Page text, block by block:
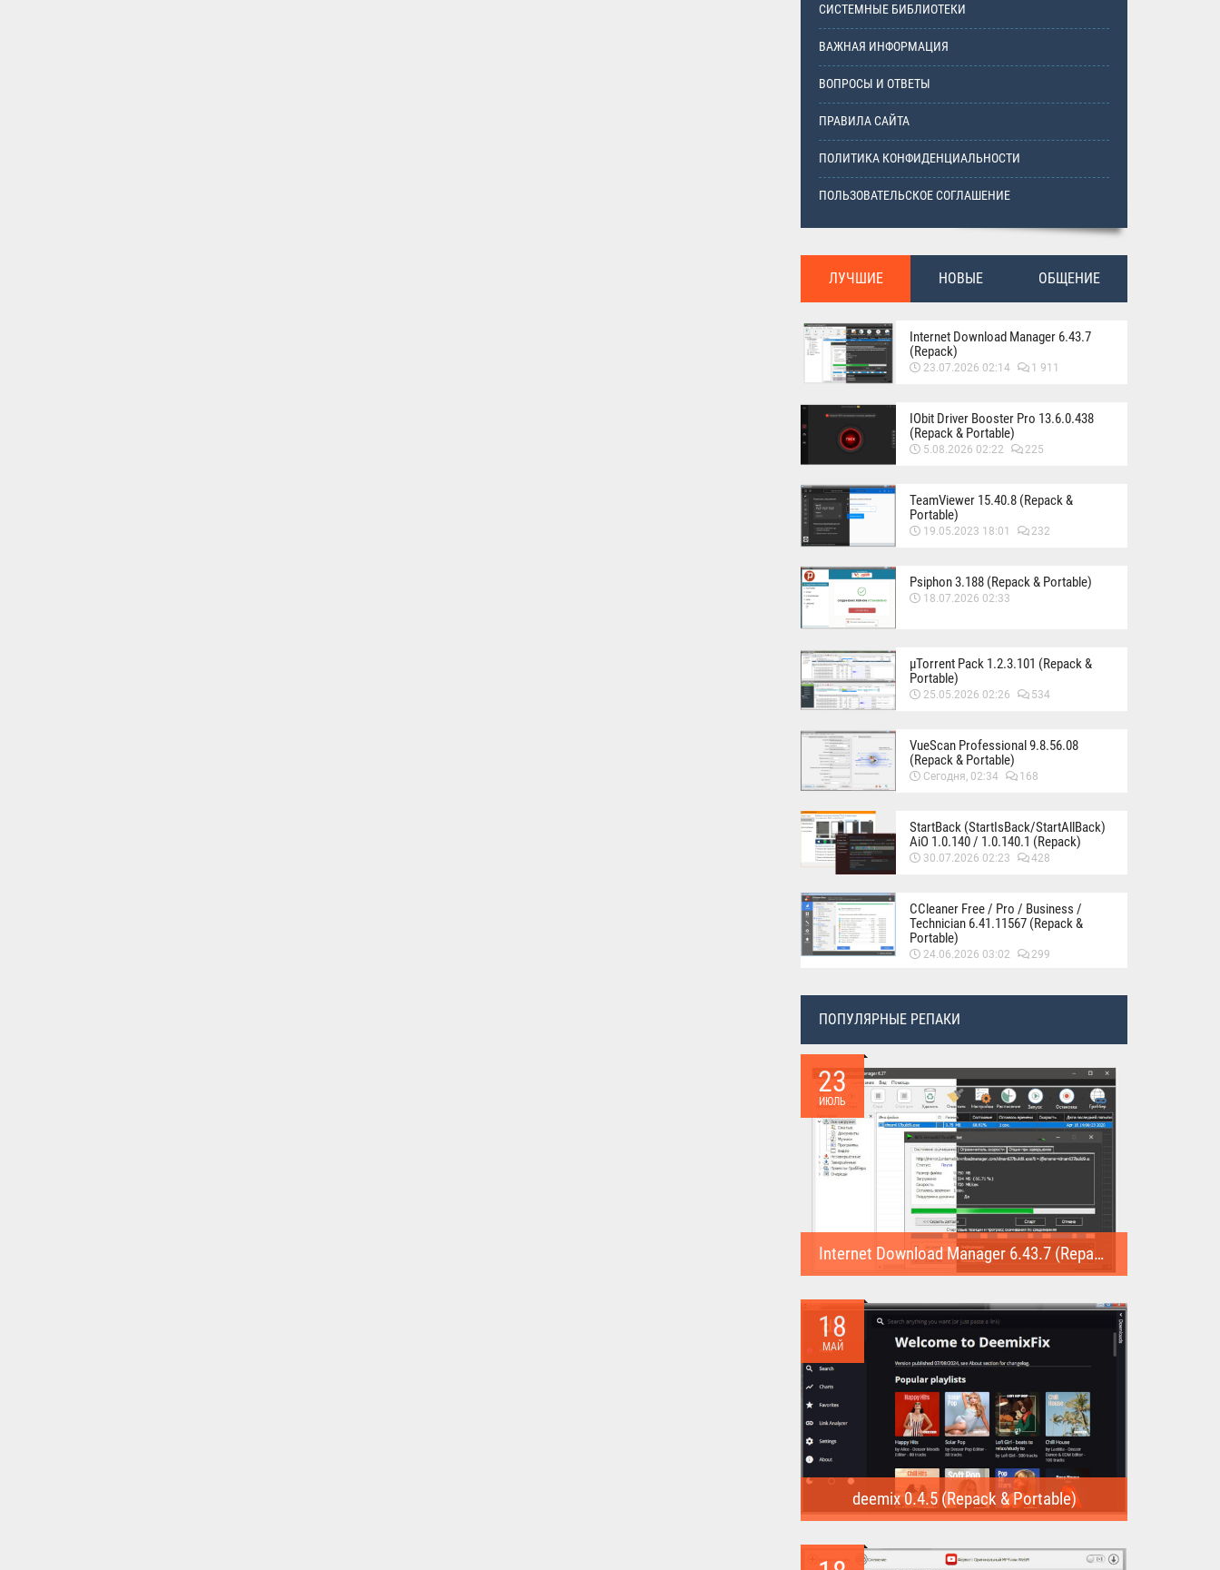
СИСТЕМНЫЕ БИБЛИОТЕКИ
ВАЖНАЯ ИНФОРМАЦИЯ
ВОПРОСЫ И ОТВЕТЫ
ПРАВИЛА САЙТА
ПОЛИТИКА КОНФИДЕНЦИАЛЬНОСТИ
ПОЛЬЗОВАТЕЛЬСКОЕ СОГЛАШЕНИЕ
ЛУЧШИЕ НОВЫЕ ОБЩЕНИЕ
Internet Download Manager 6.43.7
(Repack)
23.07.2026 02:14 1 911
IObit Driver Booster Pro 13.6.0.438
(Repack & Portable)
5.08.2026 02:22 225
TeamViewer 15.40.8 (Repack &
Portable)
19.05.2023 18:01 232
Psiphon 3.188 (Repack & Portable)
18.07.2026 02:33
µTorrent Pack 1.2.3.101 (Repack &
Portable)
25.05.2026 02:26 534
VueScan Professional 9.8.56.08
(Repack & Portable)
Сегодня, 02:34 168
StartBack (StartIsBack/StartAllBack)
AiO 1.0.140 / 1.0.140.1 (Repack)
30.07.2026 02:23 428
CCleaner Free / Pro / Business /
Technician 6.41.11567 (Repack &
Portable)
24.06.2026 03:02 299
ПОПУЛЯРНЫЕ РЕПАКИ
23
ИЮЛЬ
Internet Download Manager 6.43.7 (Repack)
предназначена для...
18
МАЙ
deemix 0.4.5 (Repack & Portable)
скачивать треки...